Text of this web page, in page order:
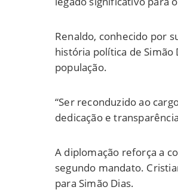
Renaldo, conhecido por
história política de
população.
“Ser reconduzido ao
dedicação e
A diplomação reforça a
segundo mandato.
para Simão Dias.